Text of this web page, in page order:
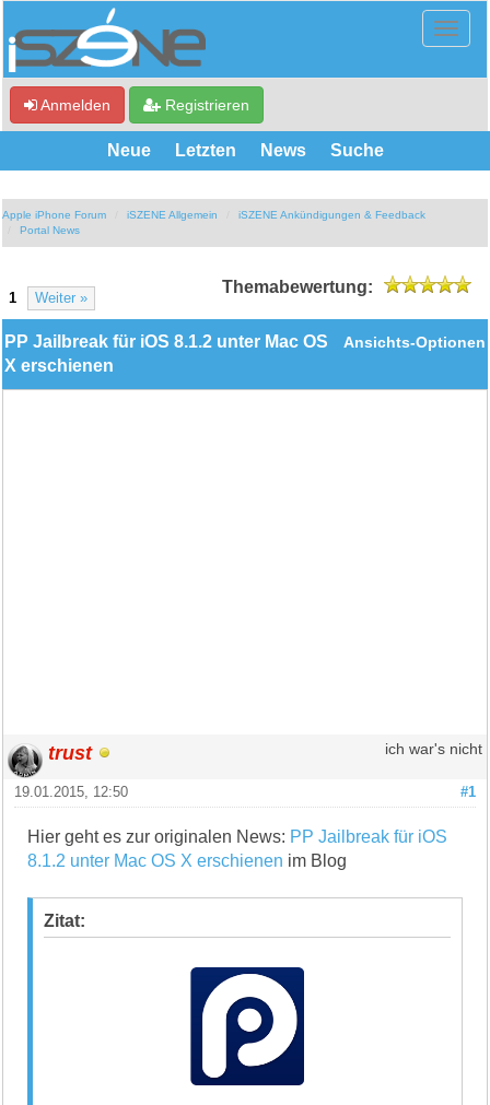
Anmelden Registrieren
Neue Letzten News Suche
Apple iPhone Forum iSZENE Allgemein
iSZENE Ankündigungen & Feedback
Portal News
1 Weiter »
Themabewertung:
Ansichts-Optionen
PP Jailbreak für iOS 8.1.2 unter Mac OS
X erschienen
trust ich war's nicht
#1
19.01.2015, 12:50
Hier geht es zur originalen News: PP Jailbreak für iOS
8.1.2 unter Mac OS X erschienen im Blog
Zitat: